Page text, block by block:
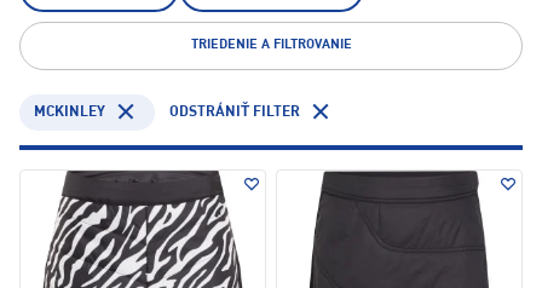
TRIEDENIE A FILTROVANIE
MCKINLEY ODSTRÁNIŤ FILTER